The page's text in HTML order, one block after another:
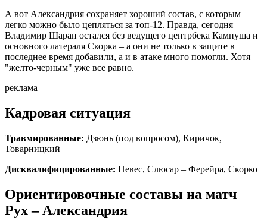
А вот Александрия сохраняет хороший состав, с которым
легко можно было цепляться за топ-12. Правда, сегодня
Владимир Шаран остался без ведущего центрбека Кампуша и
основного латераля Скорка – а они не только в защите в
последнее время добавили, а и в атаке много помогли. Хотя
"желто-черным" уже все равно.
реклама
Кадровая ситуация
Травмированные: Дзюнь (под вопросом), Киричок,
Товарницкий
Дисквалифицированные: Невес, Слюсар – Ферейра, Скорко
Ориентировочные составы на матч
Рух – Александрия